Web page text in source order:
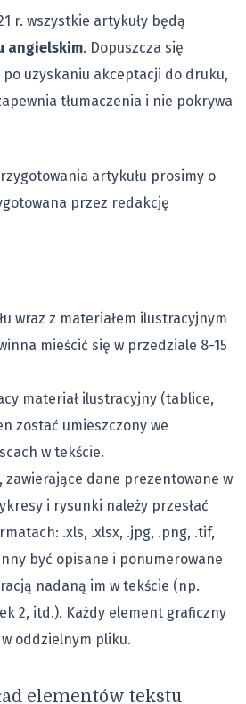
r. wszystkie artykuły będą
angielskim. Dopuszcza się
po uzyskaniu akceptacji do druku,
tłumaczenia i nie pokrywa
artykułu prosimy o
przez redakcję
wraz z materiałem ilustracyjnym
mieścić się w przedziale 8-15
materiał ilustracyjny (tablice,
zostać umieszczony we
w tekście.
zawierające dane prezentowane w
i rysunki należy przesłać
.xls, .xlsx, .jpg, .png, .tif,
być opisane i ponumerowane
nadaną im w tekście (np.
2, itd.). Każdy element graficzny
w oddzielnym pliku.
elementów tekstu